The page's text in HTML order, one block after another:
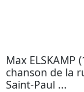
Max ELSKAMP
chanson de la
Saint-Paul ...